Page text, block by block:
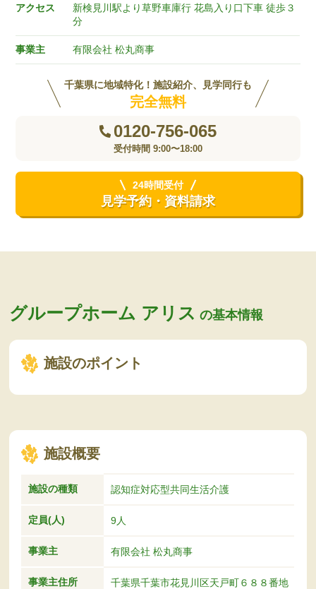
アクセス
新検見川駅より草野車庫行 花島入り口下車 徒歩３
分
事業主 有限会社 松丸商事
千葉県に地域特化！施設紹介、見学同行も
完全無料
0120-756-065
受付時間 9:00〜18:00
24時間受付
見学予約・資料請求
グループホーム アリス の基本情報
施設のポイント
施設概要
施設の種類 認知症対応型共同生活介護
定員(人) 9人
事業主 有限会社 松丸商事
事業主住所 千葉県千葉市花見川区天戸町６８８番地